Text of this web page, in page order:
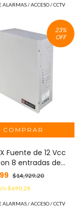
ALARMAS / ACCESO / CCTV
23%
OFF
Fuente de 12 Vcc
8 entradas de
8 salidas;
para Control de
y
de Incendio, Con
$14,929.20
$690.28
ALARMAS / ACCESO / CCTV